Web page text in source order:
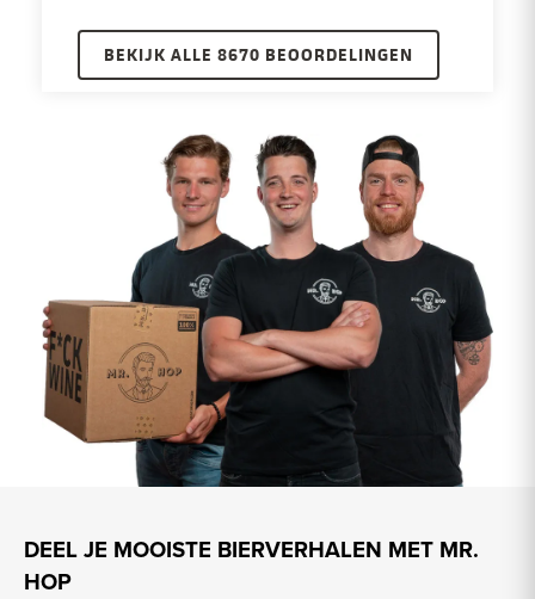
BEKIJK ALLE 8670 BEOORDELINGEN
DEEL JE MOOISTE BIERVERHALEN MET MR.
HOP